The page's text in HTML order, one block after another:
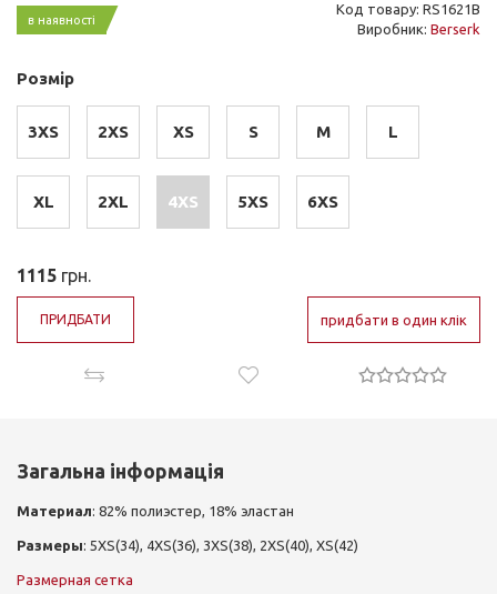
в наявності
Код товару: RS1621B
Виробник: Berserk
Розмір
3XS 2XS XS S M L
XL 2XL 4XS 5XS 6XS
1115 грн.
ПРИДБАТИ придбати в один клік
Загальна інформація
Материал: 82% полиэстер, 18% эластан
Размеры: 5XS(34), 4XS(36), 3XS(38), 2XS(40), XS(42)
Размерная сетка